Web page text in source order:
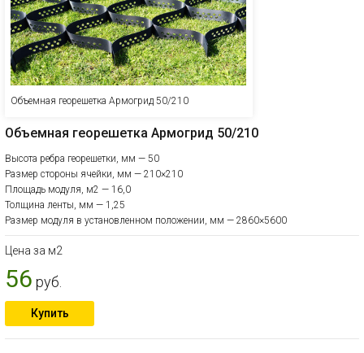
Объемная георешетка Армогрид 50/210
Объемная георешетка Армогрид 50/210
Высота ребра георешетки, мм — 50
Размер стороны ячейки, мм — 210×210
Площадь модуля, м2 — 16,0
Толщина ленты, мм — 1,25
Размер модуля в установленном положении, мм — 2860×5600
Цена за м2
56 руб.
Купить